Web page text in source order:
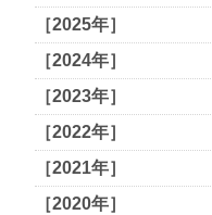
［2025年］
［2024年］
［2023年］
［2022年］
［2021年］
［2020年］